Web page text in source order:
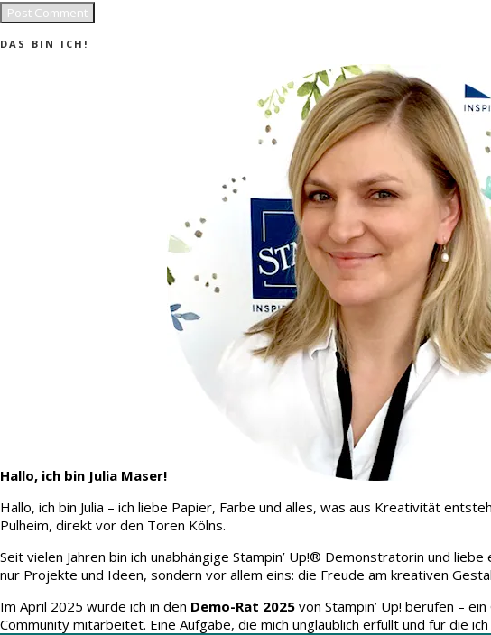
DAS BIN ICH!
Hallo, ich bin Julia Maser!
Hallo, ich bin Julia – ich liebe Papier, Farbe und alles, was aus Kreativität
Pulheim, direkt vor den Toren Kölns.
Seit vielen Jahren bin ich unabhängige Stampin’ Up!® Demonstratorin und
nur Projekte und Ideen, sondern vor allem eins: die Freude am kreativen
Im April 2025 wurde ich in den Demo-Rat 2025 von Stampin’ Up! berufen –
Community mitarbeitet. Eine Aufgabe, die mich unglaublich erfüllt und für die